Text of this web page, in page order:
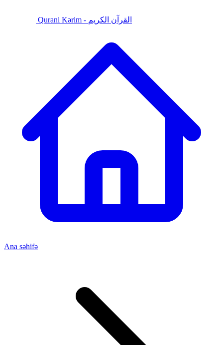
Qurani Kərim - القرآن الكريم
Ana səhifə